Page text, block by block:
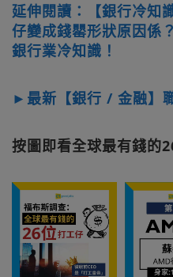
延伸閱讀：【銀行冷知
仔變成錢罌形狀原因係
銀行業冷知識！
►最新【銀行 / 金融】
按圖即看全球最有錢的